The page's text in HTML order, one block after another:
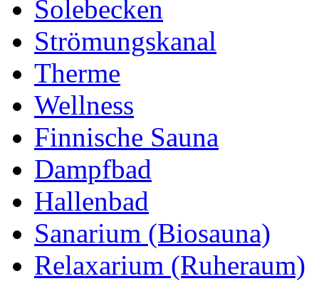
Solebecken
Strömungskanal
Therme
Wellness
Finnische Sauna
Dampfbad
Hallenbad
Sanarium (Biosauna)
Relaxarium (Ruheraum)